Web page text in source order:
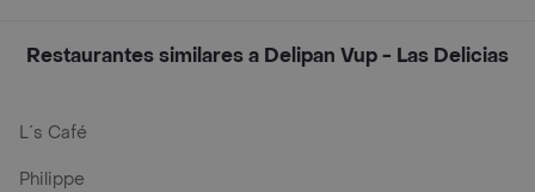
Restaurantes similares a Delipan Vup - Las Delicias
L´s Café
Philippe